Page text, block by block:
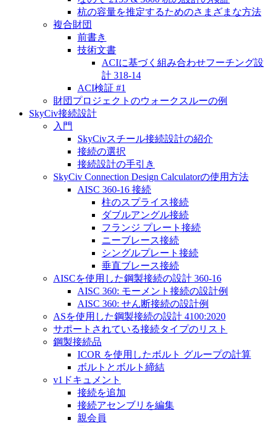
杭の容量を推定するためのさまざまな方法
複合財団
前書き
技術文書
ACIに基づく組み合わせフーチング設
計 318-14
ACI検証 #1
財団プロジェクトのウォークスルーの例
SkyCiv接続設計
入門
SkyCivスチール接続設計の紹介
接続の選択
接続設計の手引き
SkyCiv Connection Design Calculatorの使用方法
AISC 360-16 接続
柱のスプライス接続
ダブルアングル接続
フランジ プレート接続
ニーブレース接続
シングルプレート接続
垂直ブレース接続
AISCを使用した鋼製接続の設計 360-16
AISC 360: モーメント接続の設計例
AISC 360: せん断接続の設計例
ASを使用した鋼製接続の設計 4100:2020
サポートされている接続タイプのリスト
鋼製接続品
ICOR を使用したボルト グループの計算
ボルトとボルト締結
v1ドキュメント
接続を追加
接続アセンブリを編集
親会員